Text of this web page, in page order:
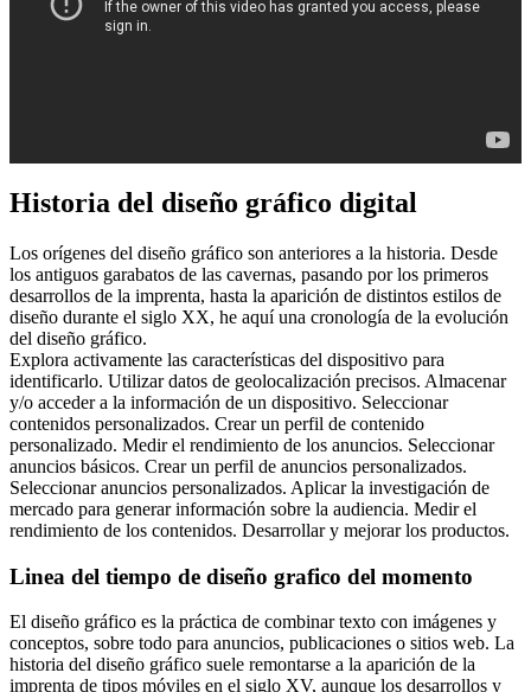
Historia del diseño gráfico digital
Los orígenes del diseño gráfico son anteriores a la historia. Desde
los antiguos garabatos de las cavernas, pasando por los primeros
desarrollos de la imprenta, hasta la aparición de distintos estilos de
diseño durante el siglo XX, he aquí una cronología de la evolución
del diseño gráfico.
Explora activamente las características del dispositivo para
identificarlo. Utilizar datos de geolocalización precisos. Almacenar
y/o acceder a la información de un dispositivo. Seleccionar
contenidos personalizados. Crear un perfil de contenido
personalizado. Medir el rendimiento de los anuncios. Seleccionar
anuncios básicos. Crear un perfil de anuncios personalizados.
Seleccionar anuncios personalizados. Aplicar la investigación de
mercado para generar información sobre la audiencia. Medir el
rendimiento de los contenidos. Desarrollar y mejorar los productos.
Linea del tiempo de diseño grafico del momento
El diseño gráfico es la práctica de combinar texto con imágenes y
conceptos, sobre todo para anuncios, publicaciones o sitios web. La
historia del diseño gráfico suele remontarse a la aparición de la
imprenta de tipos móviles en el siglo XV, aunque los desarrollos y